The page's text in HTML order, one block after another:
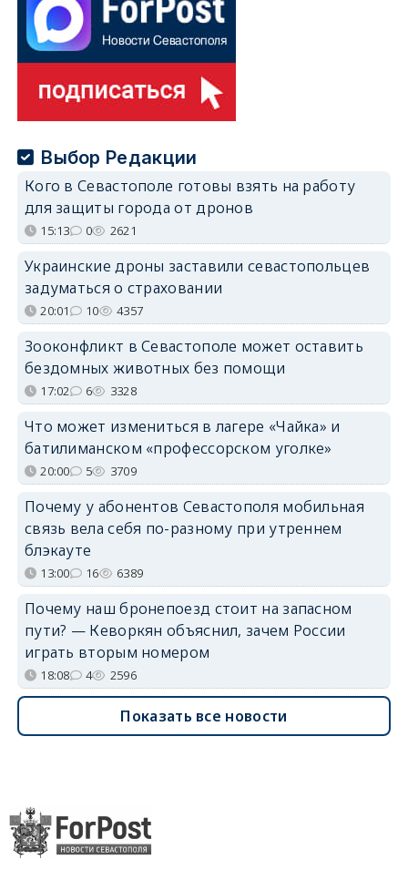
Выбор Редакции
Кого в Севастополе готовы взять на работу
для защиты города от дронов
15:13 0 2621
Украинские дроны заставили севастопольцев
задуматься о страховании
20:01 10 4357
Зооконфликт в Севастополе может оставить
бездомных животных без помощи
17:02 6 3328
Что может измениться в лагере «Чайка» и
батилиманском «профессорском уголке»
20:00 5 3709
Почему у абонентов Севастополя мобильная
связь вела себя по-разному при утреннем
блэкауте
13:00 16 6389
Почему наш бронепоезд стоит на запасном
пути? — Кеворкян объяснил, зачем России
играть вторым номером
18:08 4 2596
Показать все новости